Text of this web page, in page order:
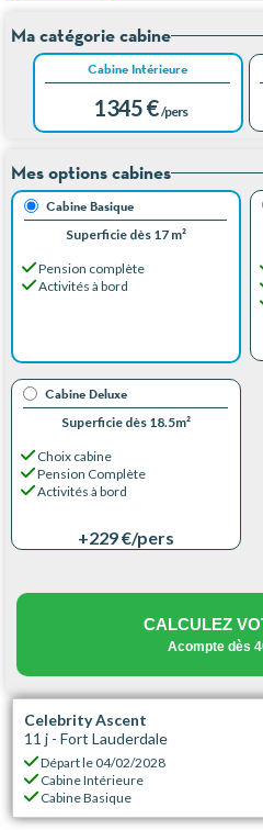
Ma catégorie cabine
Cabine Intérieure
1 345 € /pers
Mes options cabines
Cabine Basique
Superficie dès 17 m²
Pension complète
Activités à bord
Cabine Deluxe
Superficie dès 18.5m²
Choix cabine
Pension Complète
Activités à bord
+229 €/pers
CALCULEZ
Acompte dès
Celebrity Ascent
11 j - Fort Lauderdale
Départ le04/02/2028
Cabine Intérieure
Cabine Basique